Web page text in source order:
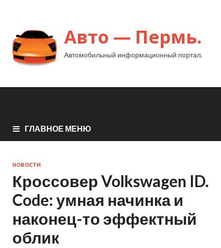
Авто — Пермь.
Автомобильный информационный портал.
ГЛАВНОЕ МЕНЮ
НОВОСТИ
Кроссовер Volkswagen ID.
Code: умная начинка и
наконец-то эффектный
облик